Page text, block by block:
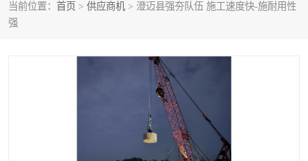
当前位置： 首页 > 供应商机 > 澄迈县强夯队伍 施工速度快-施耐用性
强